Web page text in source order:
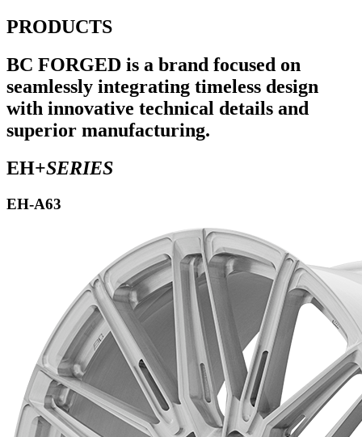
PRODUCTS
BC FORGED is a brand focused on
seamlessly integrating timeless design
with innovative technical details and
superior manufacturing.
EH+SERIES
EH-A63